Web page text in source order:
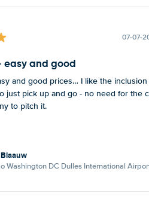
07-07-
easy and good
and good prices… I like the
just pick up and go - no need for the
to pitch it.
Washington DC Dulles International